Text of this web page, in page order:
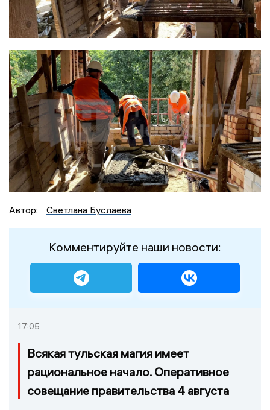
Автор: Светлана Буслаева
Комментируйте наши новости:
17:05
Всякая тульская магия имеет
рациональное начало. Оперативное
совещание правительства 4 августа